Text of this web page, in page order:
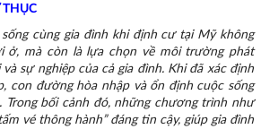
THỤC
cùng gia đình khi định cư tại Mỹ không
ở, mà còn là lựa chọn về môi trường phát
sự nghiệp của cả gia đình. Khi đã xác định
con đường hòa nhập và ổn định cuộc sống
Trong bối cảnh đó, những chương trình như
vé thông hành” đáng tin cậy, giúp gia đình